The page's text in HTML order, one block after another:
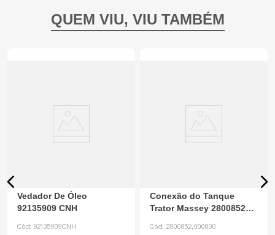
Vedador De Óleo
92135909 CNH
Cód: 92135909CNH
Conexão do Tanque
Trator Massey 2800852
Cód: 2800852,000000